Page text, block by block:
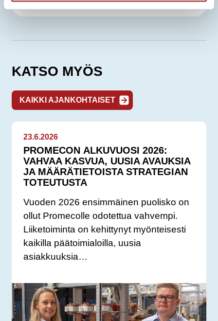
KATSO MYÖS
KAIKKI AJANKOHTAISET
23.6.2026
PROMECON ALKUVUOSI 2026:
VAHVAA KASVUA, UUSIA AVAUKSIA
JA MÄÄRÄTIETOISTA STRATEGIAN
TOTEUTUSTA
Vuoden 2026 ensimmäinen puolisko on
ollut Promecolle odotettua vahvempi.
Liiketoiminta on kehittynyt myönteisesti
kaikilla päätoimialoilla, uusia
asiakkuuksia…